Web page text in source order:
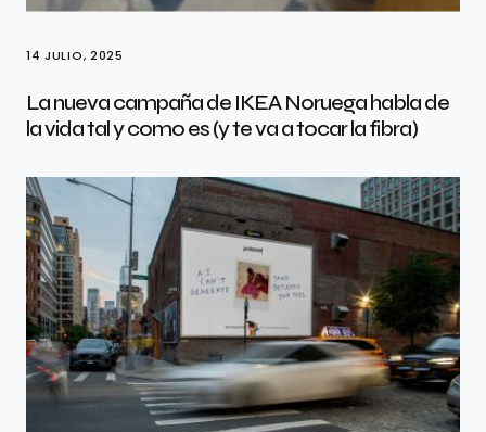
14 JULIO, 2025
La nueva campaña de IKEA Noruega habla de
la vida tal y como es (y te va a tocar la fibra)